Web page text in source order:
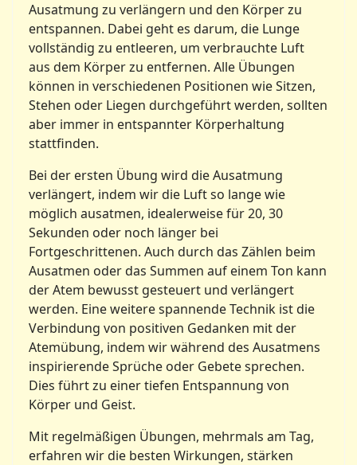
Ausatmung zu verlängern und den Körper zu
entspannen. Dabei geht es darum, die Lunge
vollständig zu entleeren, um verbrauchte Luft
aus dem Körper zu entfernen. Alle Übungen
können in verschiedenen Positionen wie Sitzen,
Stehen oder Liegen durchgeführt werden, sollten
aber immer in entspannter Körperhaltung
stattfinden.
Bei der ersten Übung wird die Ausatmung
verlängert, indem wir die Luft so lange wie
möglich ausatmen, idealerweise für 20, 30
Sekunden oder noch länger bei
Fortgeschrittenen. Auch durch das Zählen beim
Ausatmen oder das Summen auf einem Ton kann
der Atem bewusst gesteuert und verlängert
werden. Eine weitere spannende Technik ist die
Verbindung von positiven Gedanken mit der
Atemübung, indem wir während des Ausatmens
inspirierende Sprüche oder Gebete sprechen.
Dies führt zu einer tiefen Entspannung von
Körper und Geist.
Mit regelmäßigen Übungen, mehrmals am Tag,
erfahren wir die besten Wirkungen, stärken